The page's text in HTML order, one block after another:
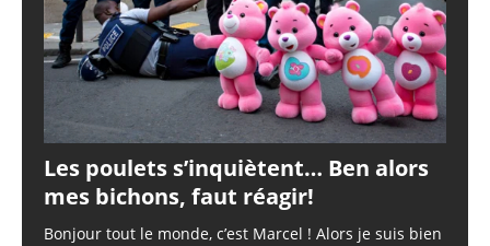
Les poulets s’inquiètent… Ben alors
mes bichons, faut réagir!
Bonjour tout le monde, c’est Marcel ! Alors je suis bien